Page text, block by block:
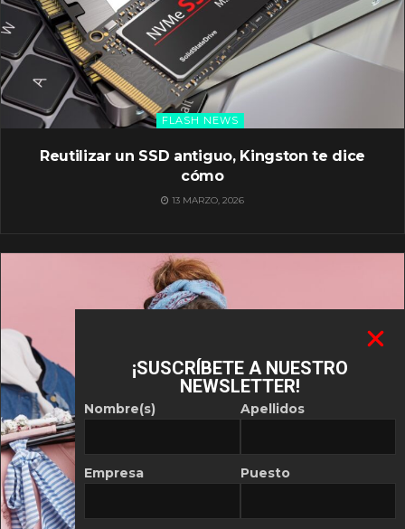
FLASH NEWS
Reutilizar un SSD antiguo, Kingston te dice
cómo
13 MARZO, 2026
¡SUSCRÍBETE A NUESTRO
NEWSLETTER!
Nombre(s)
Empresa
Apellidos
Puesto